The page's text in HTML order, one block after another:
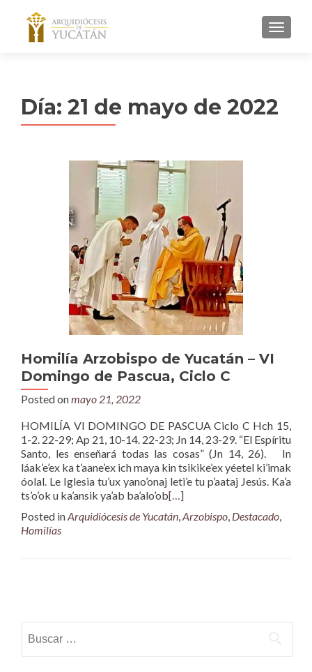
MENU
Día: 21 de mayo de 2022
Homilía Arzobispo de Yucatán – VI
Domingo de Pascua, Ciclo C
Posted onmayo 21, 2022
HOMILÍA VI DOMINGO DE PASCUA Ciclo C Hch 15,
1-2. 22-29; Ap 21, 10-14. 22-23; Jn 14, 23-29. “El Espíritu
Santo, les enseñará todas las cosas” (Jn 14, 26). In
láak’e’ex ka t’aane’ex ich maya kin tsikike’ex yéetel ki’imak
óolal. Le Iglesia tu’ux yano’onaj leti’e tu p’aataj Jesús. Ka’a
ts’o’ok u ka’ansik ya’ab ba’alo’ob[…]
Posted inArquidiócesis de Yucatán,Arzobispo, Destacado,
Homilías
navigation